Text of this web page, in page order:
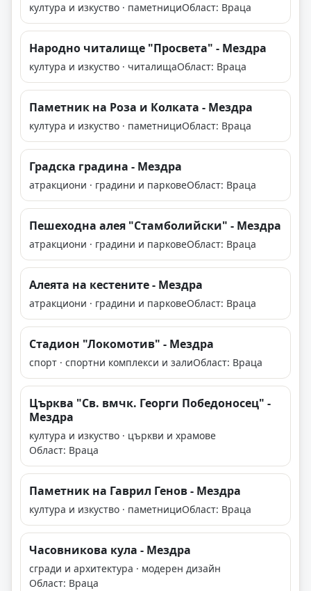
култура и изкуство · паметнициОбласт: Враца
Народно читалище "Просвета" - Мездра
култура и изкуство · читалищаОбласт: Враца
Паметник на Роза и Колката - Мездра
култура и изкуство · паметнициОбласт: Враца
Градска градина - Мездра
атракциони · градини и парковеОбласт: Враца
Пешеходна алея "Стамболийски" - Мездра
атракциони · градини и парковеОбласт: Враца
Алеята на кестените - Мездра
атракциони · градини и парковеОбласт: Враца
Стадион "Локомотив" - Мездра
спорт · спортни комплекси и залиОбласт: Враца
Църква "Св. вмчк. Георги Победоносец" -
Мездра
култура и изкуство · църкви и храмове
Област: Враца
Паметник на Гаврил Генов - Мездра
култура и изкуство · паметнициОбласт: Враца
Часовникова кула - Мездра
сгради и архитектура · модерен дизайн
Област: Враца